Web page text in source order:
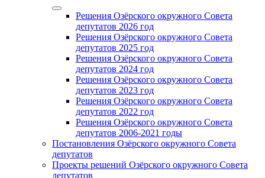
Решения Озёрского окружного Совета
депутатов 2026 год
Решения Озёрского окружного Совета
депутатов 2025 год
Решения Озёрского окружного Совета
депутатов 2024 год
Решения Озёрского окружного Совета
депутатов 2023 год
Решения Озёрского окружного Совета
депутатов 2022 год
Решения Озёрского окружного Совета
депутатов 2006-2021 годы
Постановления Озёрского окружного Совета
депутатов
Проекты решений Озёрского окружного Совета
депутатов